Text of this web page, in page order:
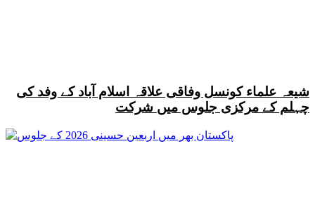
شیعہ علماء کونسل وفاقی علاقہ اسلام آباد کے وفد کی
چہلم کے مرکزی جلوس میں شرکت